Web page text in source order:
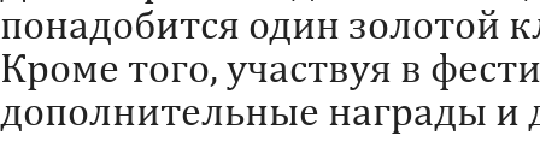
понадобится один золотой
Кроме того, участвуя в
дополнительные награды и